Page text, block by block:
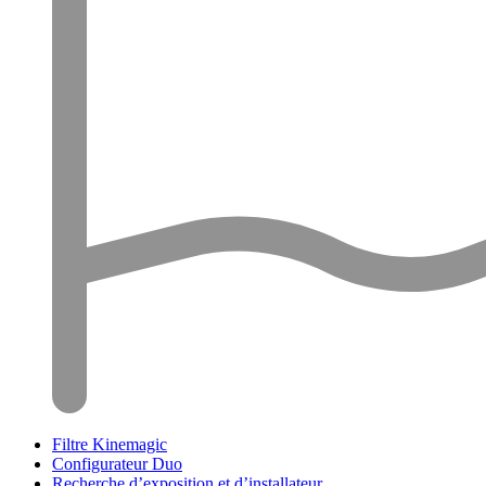
Filtre Kinemagic
Configurateur Duo